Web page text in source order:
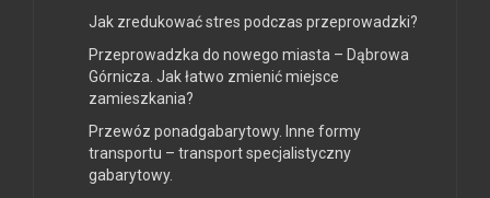
Jak zredukować stres podczas przeprowadzki?
Przeprowadzka do nowego miasta – Dąbrowa
Górnicza. Jak łatwo zmienić miejsce
zamieszkania?
Przewóz ponadgabarytowy. Inne formy
transportu – transport specjalistyczny
gabarytowy.